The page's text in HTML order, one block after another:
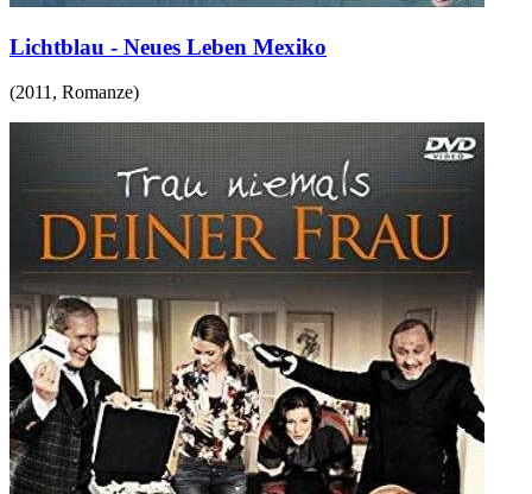
Lichtblau - Neues Leben Mexiko
(2011 , Romanze)